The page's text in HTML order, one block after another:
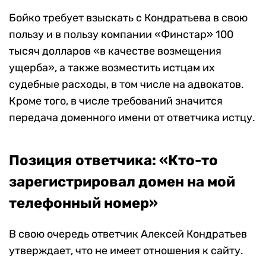
Бойко требует взыскать с Кондратьева в свою
пользу и в пользу компании «Финстар» 100
тысяч долларов «в качестве возмещения
ущерба», а также возместить истцам их
судебные расходы, в том числе на адвокатов.
Кроме того, в числе требований значится
передача доменного имени от ответчика истцу.
Позиция ответчика: «Кто-то
зарегистрировал домен на мой
телефонный номер»
В свою очередь ответчик Алексей Кондратьев
утверждает, что не имеет отношения к сайту.